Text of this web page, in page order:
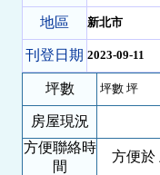
地區 新北市
刊登日期 2023-09-11
坪數 坪數 坪
房屋現況
方便聯絡時
間
方便於